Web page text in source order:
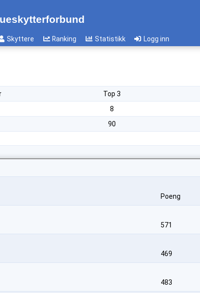
Skyttere Ranking Statistikk Logg inn
Top 3
8
90
Poeng
571
469
483